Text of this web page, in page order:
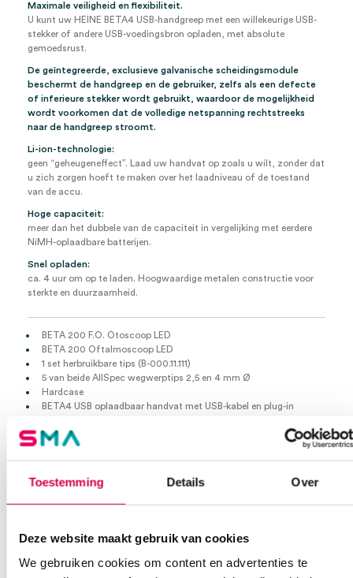
Toestemming Details Over
Deze website maakt gebruik van cookies
We gebruiken cookies om content en advertenties te
Maximale veiligheid en flexibiliteit.
U kunt uw HEINE BETA4 USB-handgreep met een willekeurige USB-
stekker of andere USB-voedingsbron opladen, met absolute
gemoedsrust.
De geïntegreerde, exclusieve galvanische scheidingsmodule
beschermt de handgreep en de gebruiker, zelfs als een defecte
of inferieure stekker wordt gebruikt, waardoor de mogelijkheid
wordt voorkomen dat de volledige netspanning rechtstreeks
naar de handgreep stroomt.
Li-ion-technologie:
geen “geheugeneffect”. Laad uw handvat op zoals u wilt, zonder dat
u zich zorgen hoeft te maken over het laadniveau of de toestand
van de accu.
Hoge capaciteit:
meer dan het dubbele van de capaciteit in vergelijking met eerdere
NiMH-oplaadbare batterijen.
Snel opladen:
ca. 4 uur om op te laden. Hoogwaardige metalen constructie voor
sterkte en duurzaamheid.
BETA 200 F.O. Otoscoop LED
BETA 200 Oftalmoscoop LED
1 set herbruikbare tips (B-000.11.111)
5 van beide AllSpec wegwerptips 2,5 en 4 mm Ø
Hardcase
BETA4 USB oplaadbaar handvat met USB-kabel en plug-in
Model BETA 200
onsteriel
Beoordelingen (0)
Beoordelingen